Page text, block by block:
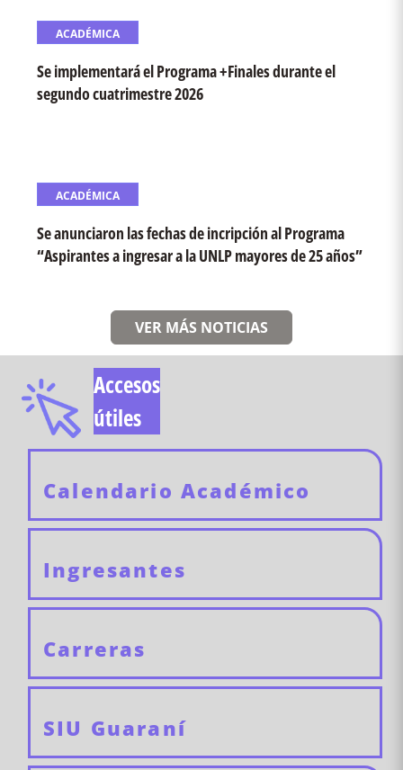
ACADÉMICA
Se implementará el Programa +Finales durante el
segundo cuatrimestre 2026
ACADÉMICA
Se anunciaron las fechas de incripción al Programa
“Aspirantes a ingresar a la UNLP mayores de 25 años”
VER MÁS NOTICIAS
Accesos
útiles
Calendario Académico
Ingresantes
Carreras
SIU Guaraní